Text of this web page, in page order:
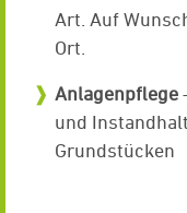
Art. Auf
Ort.
Anlagenpflege
und
Grundstücken